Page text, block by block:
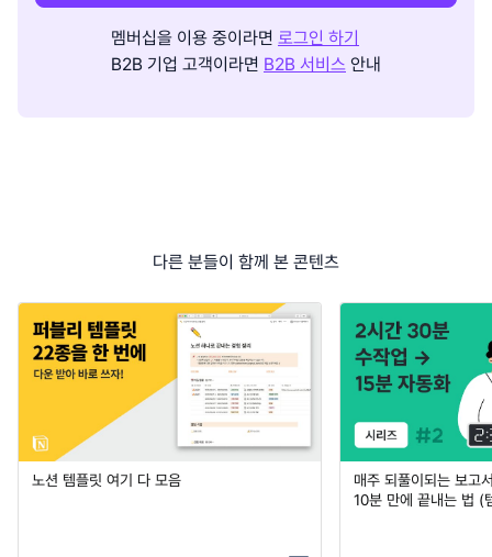
멤버십을 이용 중이라면 로그인 하기
B2B 기업 고객이라면 B2B 서비스 안내
다른 분들이 함께 본 콘텐츠
노션 템플릿 여기 다 모음
매주 되풀이되는 보고
10분 만에 끝내는 법 (